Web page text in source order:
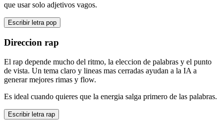
que usar solo adjetivos vagos.
Escribir letra pop
Direccion rap
El rap depende mucho del ritmo, la eleccion de palabras y el punto
de vista. Un tema claro y lineas mas cerradas ayudan a la IA a
generar mejores rimas y flow.
Es ideal cuando quieres que la energia salga primero de las palabras.
Escribir letra rap